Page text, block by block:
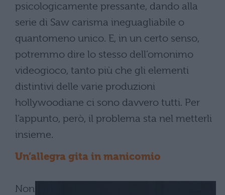
psicologicamente pressante, dando alla
serie di Saw carisma ineguagliabile o
quantomeno unico. E, in un certo senso,
potremmo dire lo stesso dell’omonimo
videogioco, tanto più che gli elementi
distintivi delle varie produzioni
hollywoodiane ci sono davvero tutti. Per
l’appunto, però, il problema sta nel metterli
insieme.
Un’allegra gita in manicomio
Non